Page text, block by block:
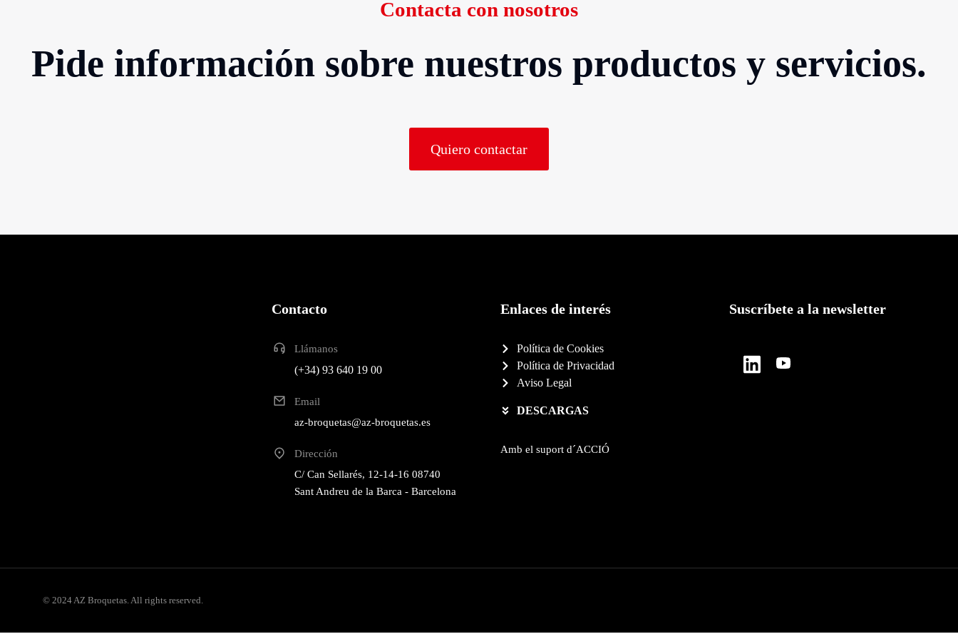
Contacta con nosotros
Pide información sobre nuestros productos y servicios.
Quiero contactar
Contacto
Llámanos
(+34) 93 640 19 00
Email
az-broquetas@az-broquetas.es
Dirección
C/ Can Sellarés, 12-14-16 08740
Sant Andreu de la Barca - Barcelona
Enlaces de interés
Política de Cookies
Política de Privacidad
Aviso Legal
DESCARGAS
Amb el suport d´ACCIÓ
Suscríbete a la newsletter
© 2024 AZ Broquetas. All rights reserved.